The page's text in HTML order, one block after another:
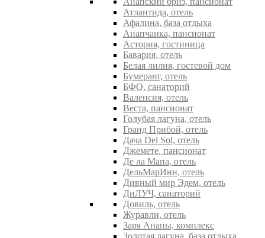
Атлантида, отель
Афалина, база отдыха
Анапчанка, пансионат
Астория, гостиница
Бавария, отель
Белая лилия, гостевой дом
Бумеранг, отель
БФО, санаторий
Валенсия, отель
Веста, пансионат
Голубая лагуна, отель
Гранд Прибой, отель
Дача Del Sol, отель
Джемете, пансионат
Де ла Мапа, отель
ДельМарИнн, отель
Дивный мир Эдем, отель
ДиЛУЧ, санаторий
Довиль, отель
Журавли, отель
Заря Анапы, комплекс
Золотая лагуна, база отдыха